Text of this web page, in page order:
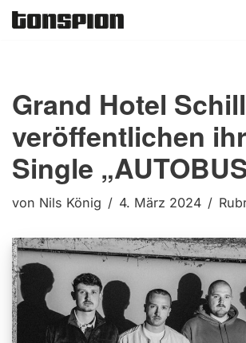
Grand Hotel
veröffentlichen
Single
von Nils König 4. März 2024